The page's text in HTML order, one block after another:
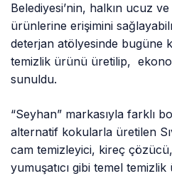
Belediyesi’nin, halkın ucuz
ürünlerine erişimini
deterjan atölyesinde bugüne
temizlik ürünü üretilip,
sunuldu.
“Seyhan” markasıyla farklı
alternatif kokularla üretilen
cam temizleyici, kireç çözücü,
yumuşatıcı gibi temel